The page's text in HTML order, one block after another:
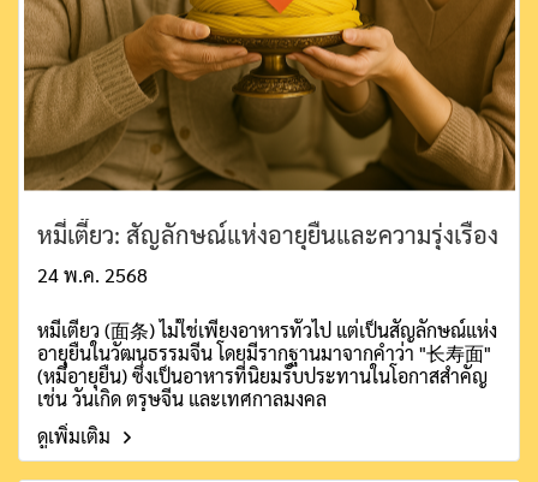
หมี่เตี๊ยว: สัญลักษณ์แห่งอายุยืนและความรุ่งเรือง
24 พ.ค. 2568
หมี่เตี๊ยว (面条) ไม่ใช่เพียงอาหารทั่วไป แต่เป็นสัญลักษณ์แห่ง
อายุยืนในวัฒนธรรมจีน โดยมีรากฐานมาจากคำว่า "长寿面"
(หมี่อายุยืน) ซึ่งเป็นอาหารที่นิยมรับประทานในโอกาสสำคัญ
เช่น วันเกิด ตรุษจีน และเทศกาลมงคล
ดูเพิ่มเติม